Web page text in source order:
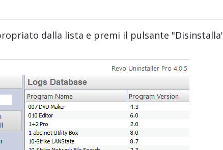
dalla lista e premi il pulsante